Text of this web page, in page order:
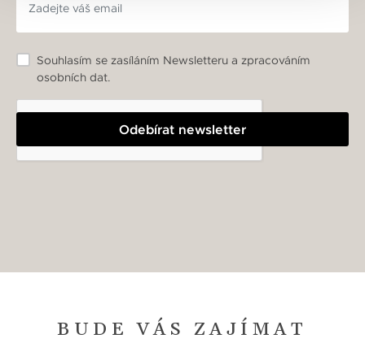
Odebírat newsletter
Souhlasím se zasíláním Newsletteru a zpracováním
osobních dat.
BUDE VÁS ZAJÍMAT